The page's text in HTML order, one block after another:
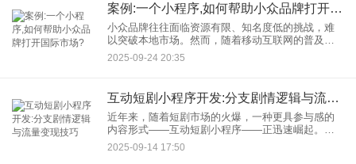
案例:一个小程序,如何帮助小众品牌打开国际市场?
小众品牌往往面临资源有限、知名度低的挑战，难
以突破本地市场。然而，随着移动互联网的普及，
小程序（如微信小程序）作为一种轻量级应用，正
成为小众品牌拓展国际市场的利器。本文将通过一
2025-09-24 20:35
互动短剧小程序开发:分支剧情逻辑与流量变现技巧
近年来，随着短剧市场的火爆，一种更具参与感的
内容形式——互动短剧小程序——正迅速崛起。它
打破了用户被动观看的传统，通过赋予观众选择
权，极大地提升了沉浸感和粘性。对于开发者和内
2025-09-14 17:50